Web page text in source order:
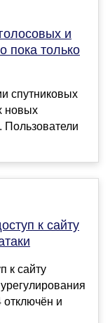
и
пока только
спутниковых
новых
к сайту
к сайту
отключён и